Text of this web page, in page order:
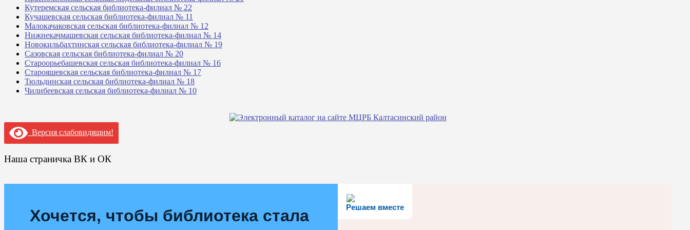
Кутеремская сельская библиотека-филиал № 22
Кучашевская сельская библиотека-филиал № 11
Малокачаковская сельская библиотека-филиал № 12
Нижнекачмашевская сельская библиотека-филиал № 14
Новокильбахтинская сельская библиотека-филиал № 19
Сазовская сельская библиотека-филиал № 20
Староорьебашевская сельская библиотека-филиал № 16
Старояшевская сельская библиотека-филиал № 17
Тюльдинская сельская библиотека-филиал № 18
Чилибеевская сельская библиотека-филиал № 10
Версия слабовидящим!
Наша страничка ВК и ОК
Решаем вместе
Хочется, чтобы библиотека стала